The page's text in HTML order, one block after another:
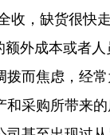
，缺货很快
外成本或者
而焦虑，经
采购所带来